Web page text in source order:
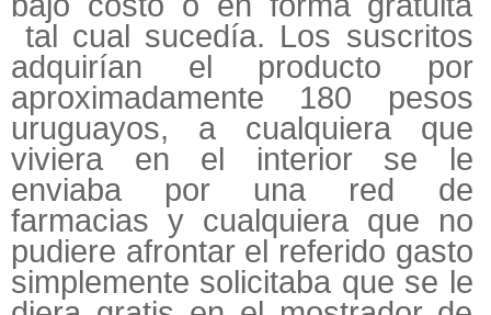
tal cual sucedía. Los suscritos
adquirían el producto por
aproximadamente 180 pesos
uruguayos, a cualquiera que
viviera en el interior se le
enviaba por una red de
farmacias y cualquiera que no
pudiere afrontar el referido gasto
simplemente solicitaba que se le